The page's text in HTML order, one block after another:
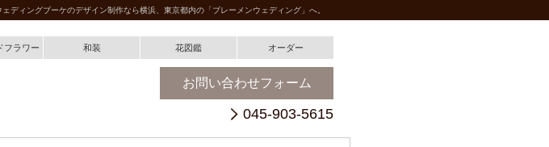
ィングブーケのデザイン制作なら横浜、東京都内の「ブレーメンウェディング」へ。
お問い合わせフォーム
045-903-5615
フラワー 和装 花図鑑 オーダー